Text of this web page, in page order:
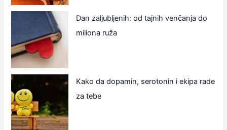
Dan zaljubljenih: od tajnih venčanja do
miliona ruža
Kako da dopamin, serotonin i ekipa rade
za tebe